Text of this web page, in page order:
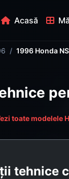
Acasă
1996 Honda
toate modelele
tehnice